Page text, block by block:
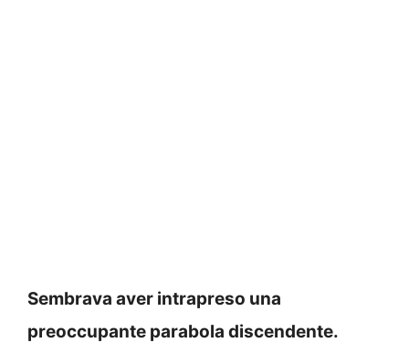
Sembrava aver intrapreso una
preoccupante parabola discendente.